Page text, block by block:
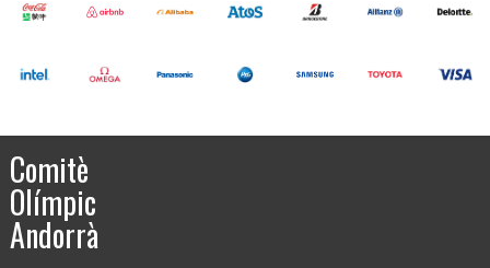
Comitè
Olímpic
Andorrà